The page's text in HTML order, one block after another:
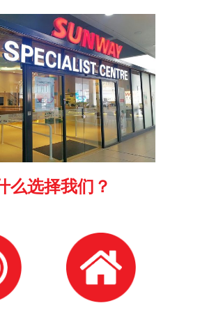
么选择我们？